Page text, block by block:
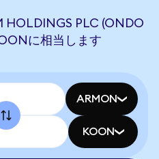
PLC (ONDO
に相当します
ARMON
KOON